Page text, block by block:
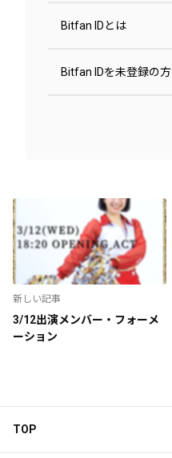
Bitfan IDとは
Bitfan IDを未登録の方
新しい記事
3/12出演メンバー・フォーメ
ーション
TOP